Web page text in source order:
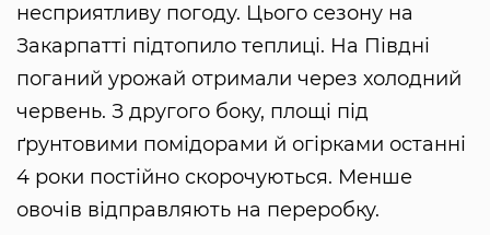
несприятливу погоду. Цього сезону на
Закарпатті підтопило теплиці. На Півдні
поганий урожай отримали через холодний
червень. З другого боку, площі під
ґрунтовими помідорами й огірками останні
4 роки постійно скорочуються. Менше
овочів відправляють на переробку.